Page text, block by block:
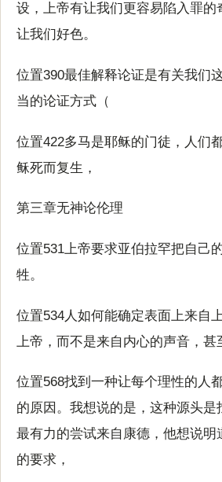
设，上帝有让我们更容易陷入罪的
让我们好色。
位置390最佳解释论证是有关我们
当的论证方式（
位置422多马是耶稣的门徒，人们
稣死而复生，
第三章无神论伦理
位置531上帝要求亚伯拉罕把自己
牲。
位置534人如何能确定表面上来自
上帝，而不是来自内心的声音，甚
位置568找到一种让每个理性的人
的原因。我想说的是，这种源头是
最有力的尝试来自康德，他想说明
的要求，